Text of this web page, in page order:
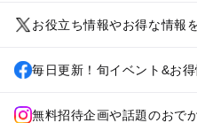
お役立ち情報やお得な情報
毎日更新！旬イベント&お得
無料招待企画や話題のおで